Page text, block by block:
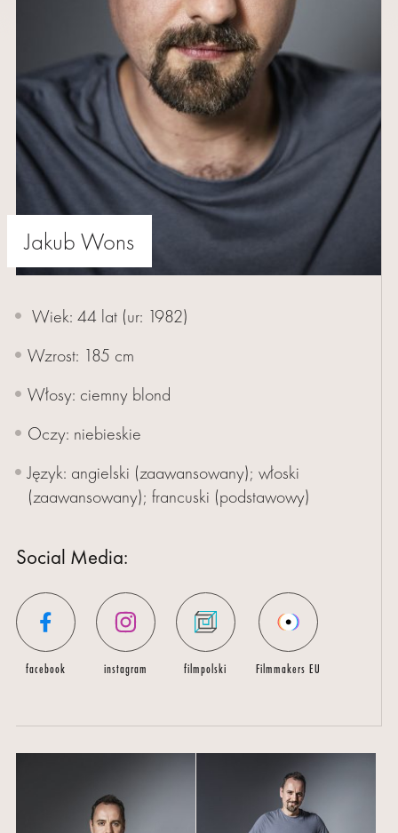
AKTORKI
AKTORZY
MŁODZI
BUMERANG
WSPÓŁPRACA
O
KONTAKT
Jakub Wons
Wiek: 44 lat (ur: 1982)
Wzrost: 185 cm
Włosy: ciemny blond
Oczy: niebieskie
Język: angielski (zaawansowany); włoski
(zaawansowany); francuski (podstawowy)
Social Media:
facebook instagram filmpolski Filmmakers EU